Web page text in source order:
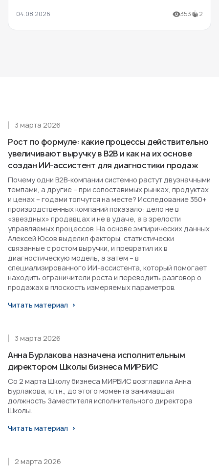
04.08.2026 353 2
Рост по формуле: какие процессы действительно
увеличивают выручку в B2B и как на их основе
создан ИИ-ассистент для диагностики продаж
3 марта 2026
Почему одни B2B-компании системно растут двузначными
темпами, а другие – при сопоставимых рынках, продуктах
и ценах – годами топчутся на месте? Исследование 350+
производственных компаний показало: дело не в
«звездных» продавцах и не в удаче, а в зрелости
управляемых процессов. На основе эмпирических данных
Алексей Юсов выделил факторы, статистически
связанные с ростом выручки, и превратил их в
диагностическую модель, а затем – в
специализированного ИИ-ассистента, который помогает
находить ограничители роста и переводить разговор о
продажах в плоскость измеряемых параметров.
Читать материал
Анна Бурлакова назначена исполнительным
директором Школы бизнеса МИРБИС
3 марта 2026
Со 2 марта Школу бизнеса МИРБИС возглавила Анна
Бурлакова, к.п.н., до этого момента занимавшая
должность Заместителя исполнительного директора
Школы.
Читать материал
2 марта 2026